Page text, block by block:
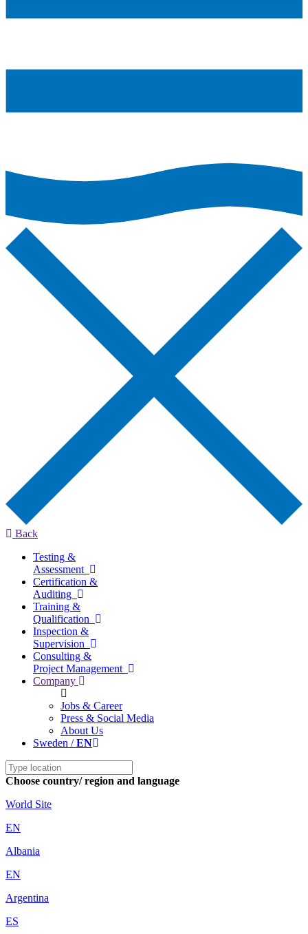
Back
Testing &
Assessment
Certification &
Auditing
Training &
Qualification
Inspection &
Supervision
Consulting &
Project Management
Company
Jobs & Career
Press & Social Media
About Us
Sweden /EN
Choose country/ region and language
World Site
EN
Albania
EN
Argentina
ES